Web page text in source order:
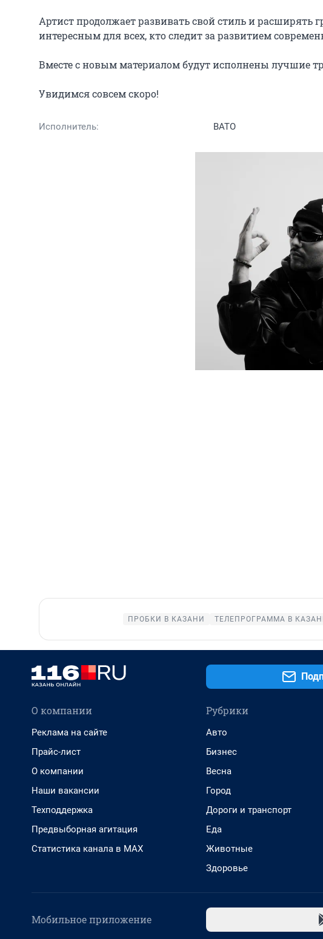
Артист продолжает развивать свой стиль и
интересным для всех, кто следит за развитием
Вместе с новым материалом будут исполнены лучшие
Увидимся совсем скоро!
Исполнитель: BATO
ПРОБКИ В КАЗАНИ ТЕЛЕПРОГРАММА В
О компании
Реклама на сайте
Прайс-лист
О компании
Наши вакансии
Техподдержка
Предвыборная агитация
Статистика канала в MAX
Рубрики
Авто
Бизнес
Весна
Город
Дороги и транспорт
Еда
Животные
Здоровье
Мобильное приложение